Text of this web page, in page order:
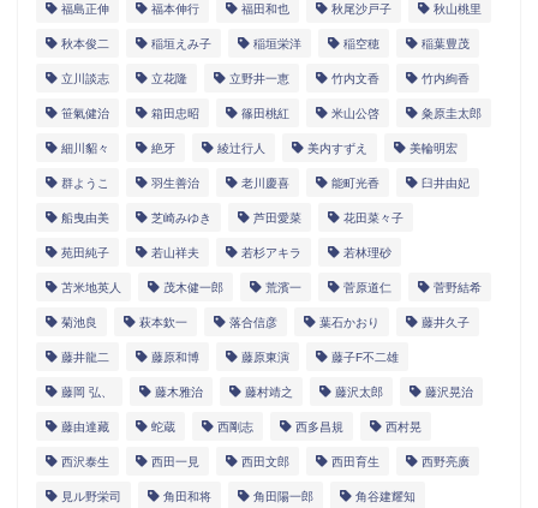
福島正伸 福本伸行 福田和也 秋尾沙戸子 秋山桃里
秋本俊二 稲垣えみ子 稲垣栄洋 稲空穂 稲葉豊茂
立川談志 立花隆 立野井一恵 竹内文香 竹内絢香
笹氣健治 箱田忠昭 篠田桃紅 米山公啓 粂原圭太郎
細川貂々 絶牙 綾辻行人 美内すずえ 美輪明宏
群ようこ 羽生善治 老川慶喜 能町光香 臼井由妃
船曳由美 芝崎みゆき 芦田愛菜 花田菜々子
苑田純子 若山祥夫 若杉アキラ 若林理砂
苫米地英人 茂木健一郎 荒濱一 菅原道仁 菅野結希
菊池良 萩本欽一 落合信彦 葉石かおり 藤井久子
藤井龍二 藤原和博 藤原東演 藤子F不二雄
藤岡 弘、 藤木雅治 藤村靖之 藤沢太郎 藤沢晃治
藤由達藏 蛇蔵 西剛志 西多昌規 西村晃
西沢泰生 西田一見 西田文郎 西田育生 西野亮廣
見ル野栄司 角田和将 角田陽一郎 角谷建耀知